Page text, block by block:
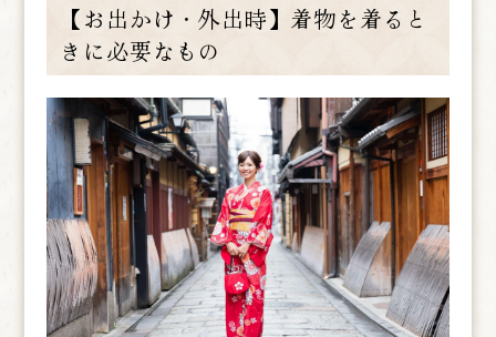
【お出かけ・外出時】着物を着ると
きに必要なもの